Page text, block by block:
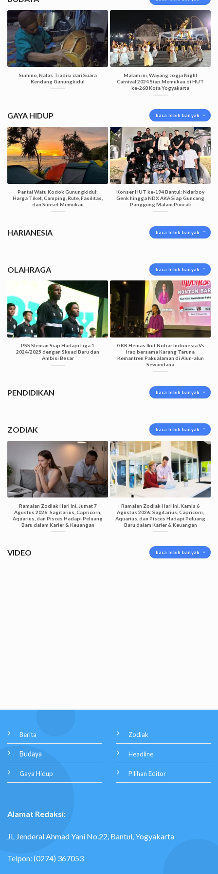
Sumino, Nafas Tradisi dari Suara
Kendang Gunungkidul
Malam ini, Wayang Jogja Night
Carnival 2024 Siap Memukau di HUT
ke-268 Kota Yogyakarta
GAYA HIDUP baca lebih banyak
Pantai Watu Kodok Gunungkidul:
Harga Tiket, Camping, Rute, Fasilitas,
dan Sunset Memukau
Konser HUT ke-194 Bantul: Ndarboy
Genk hingga NDX AKA Siap Guncang
Panggung Malam Puncak
HARIANESIA baca lebih banyak
OLAHRAGA baca lebih banyak
PSS Sleman Siap Hadapi Liga 1
2024/2025 dengan Skuad Baru dan
Ambisi Besar
GKR Hemas Ikut Nobar Indonesia Vs
Iraq bersama Karang Taruna
Kemantren Pakualaman di Alun-alun
Sewandana
PENDIDIKAN baca lebih banyak
ZODIAK baca lebih banyak
Ramalan Zodiak Hari Ini, Jumat 7
Agustus 2026: Sagitarius, Capricorn,
Aquarius, dan Pisces Hadapi Peluang
Baru dalam Karier & Keuangan
Ramalan Zodiak Hari Ini, Kamis 6
Agustus 2026: Sagitarius, Capricorn,
Aquarius, dan Pisces Hadapi Peluang
Baru dalam Karier & Keuangan
VIDEO baca lebih banyak
Berita
Budaya
Gaya Hidup
Zodiak
Headline
Pilihan Editor
Alamat Redaksi:
JL Jenderal Ahmad Yani No.22, Bantul, Yogyakarta
Telpon: (0274) 367053